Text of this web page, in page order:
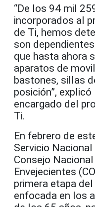
“De los 94 mil
incorporados al
de Ti, hemos
son
que hasta ahora
aparatos de
bastones, sillas
posición”,
encargado del
Ti.
En febrero de
Servicio
Consejo
Envejecientes
primera etapa
enfocada en los